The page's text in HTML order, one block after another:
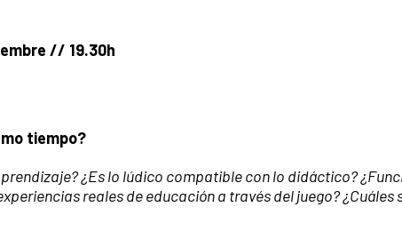
// 19.30h
tiempo?
¿Es lo lúdico compatible con lo didáctico?
reales de educación a través del juego?